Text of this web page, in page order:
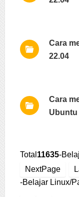
Cara
22.04
Cara
Ubuntu
Total 11635-
NextPage
-Belajar Linux/